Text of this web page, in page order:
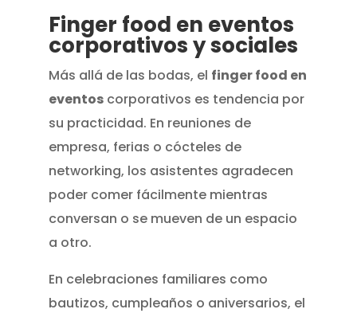
Finger food en eventos
corporativos y sociales
Más allá de las bodas, el finger food en
eventoscorporativos es tendencia por
su practicidad. En reuniones de
empresa, ferias o cócteles de
networking, los asistentes agradecen
poder comer fácilmente mientras
conversan o se mueven de un espacio
a otro.
En celebraciones familiares como
bautizos, cumpleaños o aniversarios, el